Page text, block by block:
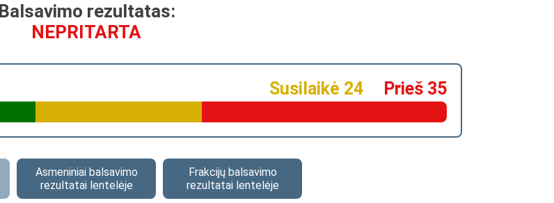
Balsavimo rezultatas:
NEPRITARTA
Prieš 35
Susilaikė 24
Asmeniniai balsavimo
rezultatai lentelėje
Frakcijų balsavimo
rezultatai lentelėje